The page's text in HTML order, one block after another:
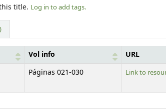
title. Log in to add tags.
Vol info URL
Páginas 021-030 Link to